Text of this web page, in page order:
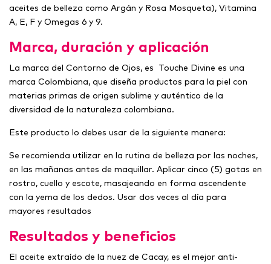
aceites de belleza como Argán y Rosa Mosqueta), Vitamina
A, E, F y Omegas 6 y 9.
Marca, duración y aplicación
La marca del Contorno de Ojos, es Touche Divine es una
marca Colombiana, que diseña productos para la piel con
materias primas de origen sublime y auténtico de la
diversidad de la naturaleza colombiana.
Este producto lo debes usar de la siguiente manera:
Se recomienda utilizar en la rutina de belleza por las noches,
en las mañanas antes de maquillar. Aplicar cinco (5) gotas en
rostro, cuello y escote, masajeando en forma ascendente
con la yema de los dedos. Usar dos veces al día para
mayores resultados
Resultados y beneficios
El aceite extraído de la nuez de Cacay, es el mejor anti-